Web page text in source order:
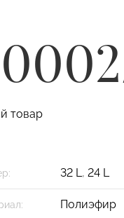
товар
32 L, 24 L
Полиэфир